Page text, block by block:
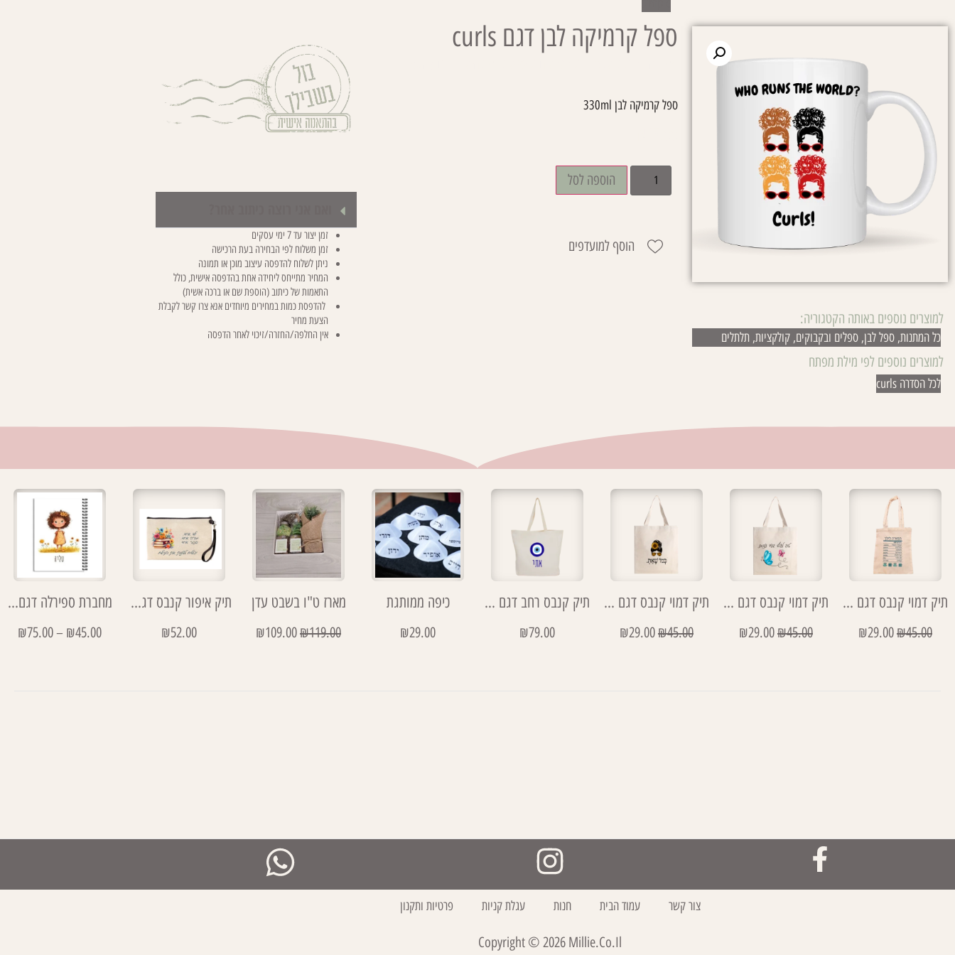
למוצרים נוספים באותה הקטגוריה:
כל המתנות, ספל לבן, ספלים ובקבוקים, קולקציות, תלתלים
למוצרים נוספים לפי מילת מפתח
לכל הסדרה curls
ספל קרמיקה לבן דגם curls
ספל קרמיקה לבן 330ml
הוספה לסל
הוסף למועדפים
זמן יצור עד 7 ימי עסקים
זמן משלוח לפי הבחירה בעת הרכישה
ניתן לשלוח להדפסה עיצוב מוכן או תמונה
המחיר מתייחס ליחידה אחת בהדפסה אישית, כולל
התאמות של כיתוב (הוספת שם או ברכה אשית)
להדפסת כמות במחירים מיוחדים אנא צרו קשר לקבלת
הצעת מחיר
אין החלפה/החזרה/זיכוי לאחר הדפסה
תיק דמוי קנבס דגם רכיבים מורה
₪45.00
₪29.00
תיק דמוי קנבס דגם טוב לעוף בעד עצמנו
₪45.00
₪29.00
תיק דמוי קנבס דגם כמו שאת חמניה
₪45.00
₪29.00
תיק קנבס רחב דגם עין
₪79.00
כיפה ממותגת
₪29.00
מארז ט"ו בשבט עדן
₪119.00
₪109.00
תיק איפור קנבס דגם ילד אחד
₪52.00
מחברת ספירלה דגם טליה
₪45.00
–
₪75.00
צור קשר עמוד הבית חנות עגלת קניות פרטיות ותקנון
Copyright © 2026 Millie.co.il